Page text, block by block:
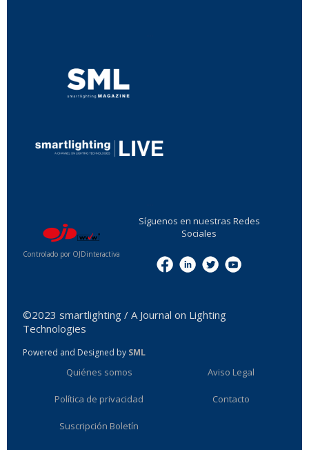
Controlado por OJDinteractiva
Síguenos en nuestras Redes
Sociales
©2023 smartlighting / A Journal on Lighting
Technologies
Powered and Designed by SML
Quiénes somos Aviso Legal
Política de privacidad Contacto
Suscripción Boletín